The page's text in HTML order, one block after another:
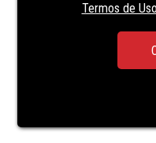
Termos de Uso